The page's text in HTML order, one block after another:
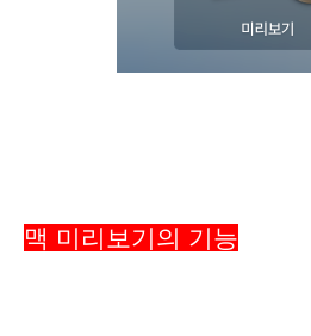
맥 미리보기의 기능